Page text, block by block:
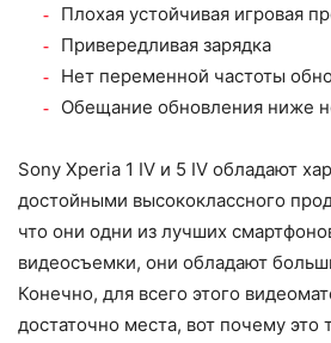
Плохая устойчивая игровая
Привередливая зарядка
Нет переменной частоты
Обещание обновления ниже
Sony Xperia 1 IV и 5 IV обладают
достойными высококлассного
что они одни из лучших
видеосъемки, они обладают
Конечно, для всего этого
достаточно места, вот почему это